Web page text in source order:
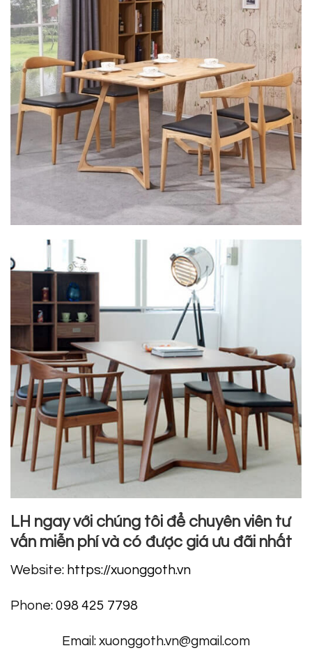
LH ngay với chúng tôi để chuyên viên tư
vấn miễn phí và có được giá ưu đãi nhất
Website: https://xuonggoth.vn
Phone: 098 425 7798
Email: xuonggoth.vn@gmail.com